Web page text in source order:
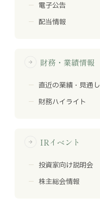
電子公告
配当情報
arrow_forward 財務・業績情報
直近の業績・見通し
財務ハイライト
arrow_forward IRイベント
投資家向け説明会
株主総会情報